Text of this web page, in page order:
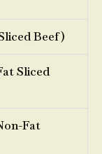
Beef)
Sliced
Fat